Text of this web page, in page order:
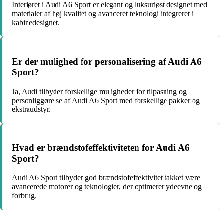
Interiøret i Audi A6 Sport er elegant og luksuriøst designet med
materialer af høj kvalitet og avanceret teknologi integreret i
kabinedesignet.
Er der mulighed for personalisering af Audi A6
Sport?
Ja, Audi tilbyder forskellige muligheder for tilpasning og
personliggørelse af Audi A6 Sport med forskellige pakker og
ekstraudstyr.
Hvad er brændstofeffektiviteten for Audi A6
Sport?
Audi A6 Sport tilbyder god brændstofeffektivitet takket være
avancerede motorer og teknologier, der optimerer ydeevne og
forbrug.